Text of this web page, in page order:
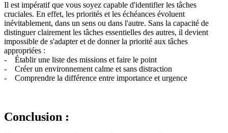
Il est impératif que vous soyez capable d'identifier les tâches
cruciales. En effet, les priorités et les échéances évoluent
inévitablement, dans un sens ou dans l'autre. Sans la capacité de
distinguer clairement les tâches essentielles des autres, il devient
impossible de s'adapter et de donner la priorité aux tâches
appropriées :
- Établir une liste des missions et faire le point
- Créer un environnement calme et sans distraction
- Comprendre la différence entre importance et urgence
Conclusion :